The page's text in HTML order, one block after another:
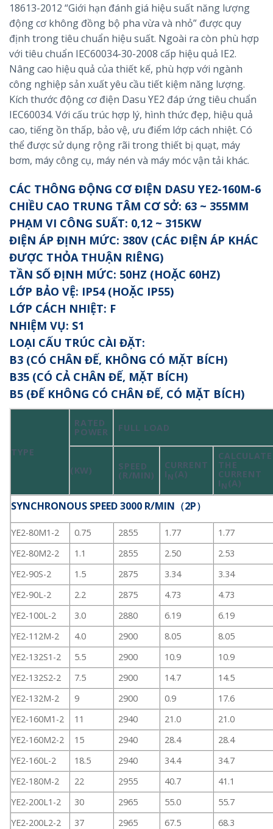
18613-2012 “Giới hạn đánh giá hiệu suất năng lượng
động cơ không đồng bộ pha vừa và nhỏ” được quy
định trong tiêu chuẩn hiệu suất. Ngoài ra còn phù hợp
với tiêu chuẩn IEC60034-30-2008 cấp hiệu quả IE2.
Nâng cao hiệu quả của thiết kế, phù hợp với ngành
công nghiệp sản xuất yêu cầu tiết kiệm năng lượng.
Kích thước động cơ điện Dasu YE2 đáp ứng tiêu chuẩn
IEC60034. Với cấu trúc hợp lý, hình thức đẹp, hiệu quả
cao, tiếng ồn thấp, bảo vệ, ưu điểm lớp cách nhiệt. Có
thể được sử dụng rộng rãi trong thiết bị quạt, máy
bơm, máy công cụ, máy nén và máy móc vận tải khác.
CÁC THÔNG ĐỘNG CƠ ĐIỆN DASU YE2-160M-6
CHIỀU CAO TRUNG TÂM CƠ SỞ: 63 ~ 355MM
PHẠM VI CÔNG SUẤT: 0,12 ~ 315KW
ĐIỆN ÁP ĐỊNH MỨC: 380V (CÁC ĐIỆN ÁP KHÁC
ĐƯỢC THỎA THUẬN RIÊNG)
TẦN SỐ ĐỊNH MỨC: 50HZ (HOẶC 60HZ)
LỚP BẢO VỆ: IP54 (HOẶC IP55)
LỚP CÁCH NHIỆT: F
NHIỆM VỤ: S1
LOẠI CẤU TRÚC CÀI ĐẶT:
B3 (CÓ CHÂN ĐẾ, KHÔNG CÓ MẶT BÍCH)
B35 (CÓ CẢ CHÂN ĐẾ, MẶT BÍCH)
B5 (ĐẾ KHÔNG CÓ CHÂN ĐẾ, CÓ MẶT BÍCH)
TYPE
RATED
POWER FULL LOAD
(KW) SPEED
(R/MIN)
CURRENT
IN(A)
CALCULATE
THE
CURRENT
IN(A)
SYNCHRONOUS SPEED 3000 R/MIN（2P）
YE2-80M1-2 0.75 2855 1.77
1.77
YE2-80M2-2
1.1 2855 2.50
2.53
YE2-90S-2
1.5 2875 3.34
3.34
YE2-90L-2
2.2 2875 4.73
4.73
YE2-100L-2
3.0 2880 6.19
6.19
YE2-112M-2
4.0 2900 8.05
8.05
YE2-132S1-2
5.5 2900 10.9
10.9
YE2-132S2-2
7.5 2900 14.7
14.5
YE2-132M-2
9 2900 0.9
17.6
YE2-160M1-2
11 2940 21.0
21.0
YE2-160M2-2
15 2940 28.4
28.4
YE2-160L-2
18.5 2940 34.4
34.7
YE2-180M-2
22 2955 40.7
41.1
YE2-200L1-2
30 2965 55.0
55.7
YE2-200L2-2
37 2965 67.5 68.3